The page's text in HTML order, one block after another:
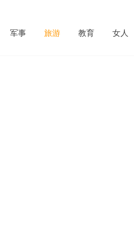
军事 旅游 教育 女人